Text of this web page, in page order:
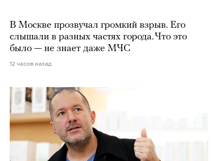
В Москве прозвучал громкий взрыв. Его
слышали в разных частях города. Что это
было — не знает даже МЧС
12 часов назад